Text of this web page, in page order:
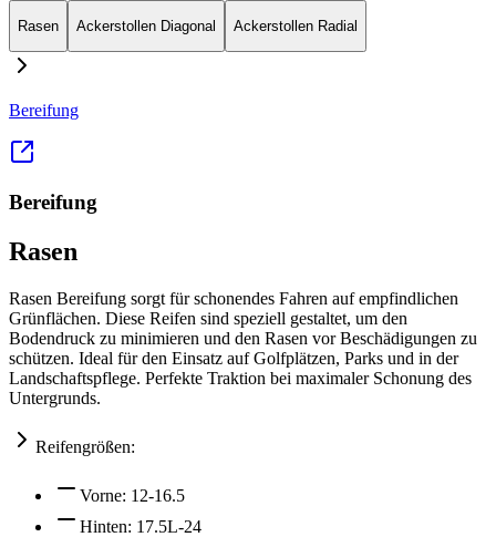
Rasen Ackerstollen Diagonal Ackerstollen Radial
Bereifung
Bereifung
Rasen
Rasen Bereifung sorgt für schonendes Fahren auf empfindlichen
Grünflächen. Diese Reifen sind speziell gestaltet, um den
Bodendruck zu minimieren und den Rasen vor Beschädigungen zu
schützen. Ideal für den Einsatz auf Golfplätzen, Parks und in der
Landschaftspflege. Perfekte Traktion bei maximaler Schonung des
Untergrunds.
Reifengrößen:
Vorne: 12-16.5
Hinten: 17.5L-24